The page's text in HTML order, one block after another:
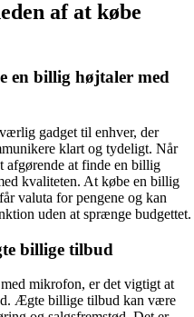
af at købe
en billig højtaler med
gadget til enhver, der
klart og tydeligt. Når
afgørende at finde en billig
kvaliteten. At købe en billig
valuta for pengene og kan
uden at sprænge budgettet.
billige tilbud
mikrofon, er det vigtigt at
Ægte billige tilbud kan være